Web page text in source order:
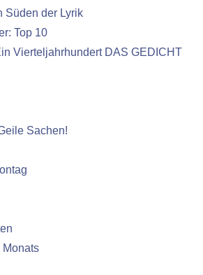
Süden der Lyrik
Top 10
Vierteljahrhundert DAS GEDICHT
Sachen!
Monats